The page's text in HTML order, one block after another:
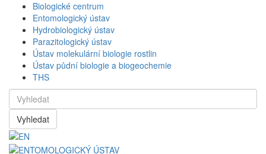
Biologické centrum
Entomologický ústav
Hydrobiologický ústav
Parazitologický ústav
Ústav molekulární biologie rostlin
Ústav půdní biologie a biogeochemie
THS
Vyhledat